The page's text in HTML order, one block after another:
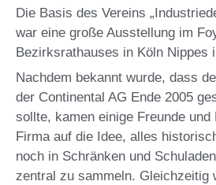
Die Basis des Vereins
war eine große Ausstellung im
Bezirksrathauses in Köln Nippes
Nachdem bekannt wurde, dass
der Continental AG Ende 2005
sollte, kamen einige Freunde und
Firma auf die Idee, alles
noch in Schränken und
zentral zu sammeln. Gleichzeitig